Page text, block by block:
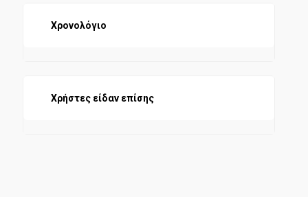
Χρονολόγιο
Χρήστες είδαν επίσης